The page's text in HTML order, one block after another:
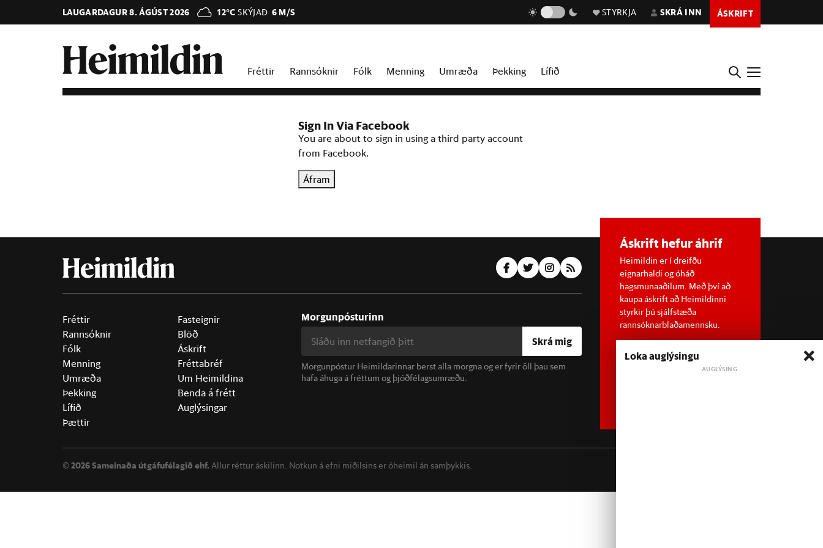
LAUGARDAGUR 8. ÁGÚST 2026 12°C SKÝJAÐ 6 M/S STYRKJA SKRÁ INN ÁSKRIFT
Fréttir Rannsóknir Fólk Menning Umræða Þekking Lífið
Sign In Via Facebook
You are about to sign in using a third party account
from Facebook.
Áfram
Fréttir
Rannsóknir
Fólk
Menning
Umræða
Þekking
Lífið
Þættir
Fasteignir
Blöð
Áskrift
Fréttabréf
Um Heimildina
Benda á frétt
Auglýsingar
Morgunpósturinn
Skrá mig
Morgunpóstur Heimildarinnar berst alla morgna og er fyrir öll þau sem
hafa áhuga á fréttum og þjóðfélagsumræðu.
Áskrift hefur áhrif
Heimildin er í dreifðu
eignarhaldi og óháð
hagsmunaaðilum. Með því að
kaupa áskrift að Heimildinni
styrkir þú sjálfstæða
rannsóknarblaðamennsku.
©2026 Sameinaða útgáfufélagið ehf. Allur réttur áskilinn. Notkun á efni miðilsins er óheimil án samþykkis.
Loka auglýsingu